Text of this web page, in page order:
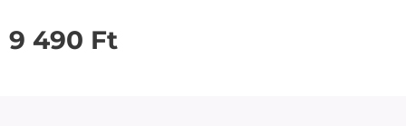
9 490 Ft